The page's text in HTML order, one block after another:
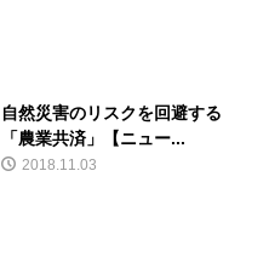
自然災害のリスクを回避する
「農業共済」【ニュー...
2018.11.03